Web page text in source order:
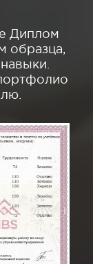
Диплом
образца,